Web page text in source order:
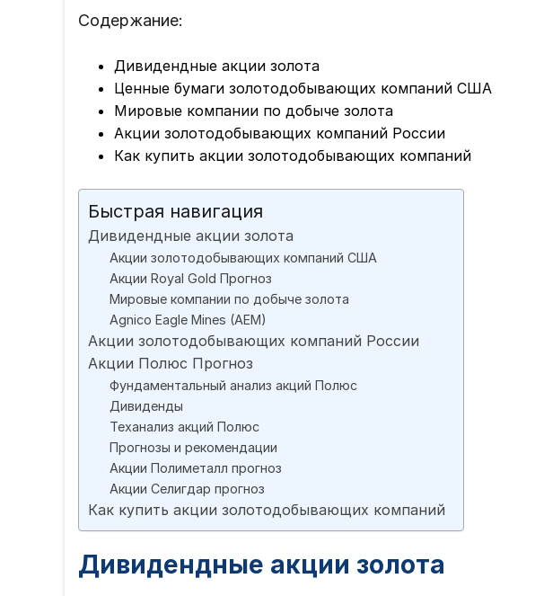
Содержание:
Дивидендные акции золота
Ценные бумаги золотодобывающих компаний США
Мировые компании по добыче золота
Акции золотодобывающих компаний России
Как купить акции золотодобывающих компаний
Быстрая навигация
Дивидендные акции золота
Акции золотодобывающих компаний США
Акции Royal Gold Прогноз
Мировые компании по добыче золота
Agnico Eagle Mines (AEM)
Акции золотодобывающих компаний России
Акции Полюс Прогноз
Фундаментальный анализ акций Полюс
Дивиденды
Теханализ акций Полюс
Прогнозы и рекомендации
Акции Полиметалл прогноз
Акции Селигдар прогноз
Как купить акции золотодобывающих компаний
Дивидендные акции золота